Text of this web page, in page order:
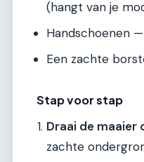
(hangt van je
Handschoenen
Een zachte
Stap voor stap
Draai de maaier
zachte